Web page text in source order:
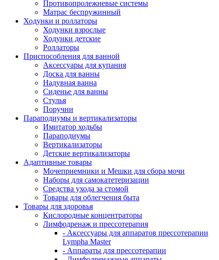
Противопролежневые системы
Матрас беспружинный
Ходунки и роллаторы
Ходунки взрослые
Ходунки детские
Роллаторы
Приспособления для ванной
Аксессуары для купания
Доска для ванны
Надувная ванна
Сиденье для ванны
Стулья
Поручни
Параподиумы и вертикализаторы
Имитатор ходьбы
Параподиумы
Вертикализаторы
Детские вертикализаторы
Адаптивные товары
Мочеприемники и Мешки для сбора мочи
Наборы для самокатетеризации
Средства ухода за стомой
Товары для облегчения быта
Товары для здоровья
Кислородные концентраторы
Лимфодренаж и прессотерапия
- Аксессуары для аппаратов прессотерапии
Lympha Master
- Аппараты для прессотерапии